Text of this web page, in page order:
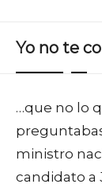
Yo no te
…que no lo
ministro
candidato a